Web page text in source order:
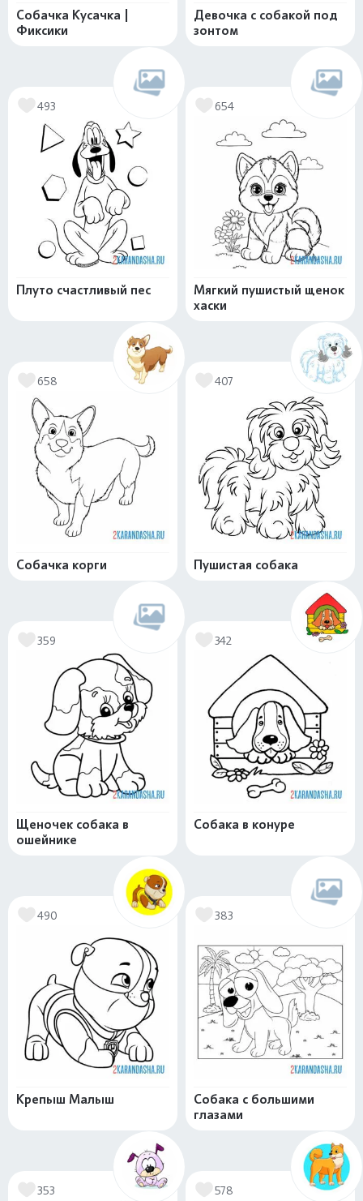
Собачка Кусачка |
Фиксики
Девочка с собакой под
зонтом
493
Плуто счастливый пес
654
Мягкий пушистый щенок
хаски
658
Собачка корги
407
Пушистая собака
359
Щеночек собака в
ошейнике
342
Собака в конуре
490
Крепыш Малыш
383
Собака с большими
глазами
353 578